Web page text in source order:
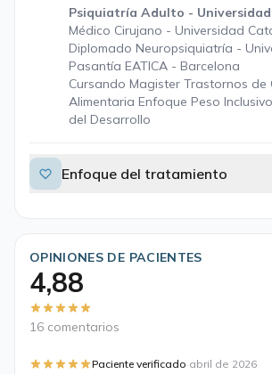
Psiquiatría Adulto -
Médico Cirujano - Universidad
Diplomado Neuropsiquiatría -
Pasantía EATICA - Barcelona
Cursando Magister Trastornos de
Alimentaria Enfoque Peso
del Desarrollo
Enfoque del tratamiento
OPINIONES DE PACIENTES
4,88
16 comentarios
Paciente verificado·abril de 2026